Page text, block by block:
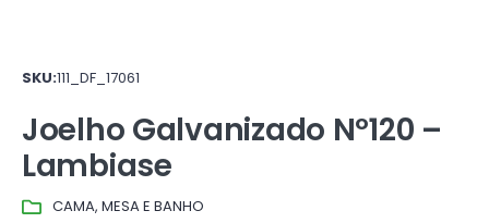
SKU:111_DF_17061
Joelho Galvanizado Nº120 –
Lambiase
CAMA, MESA E BANHO